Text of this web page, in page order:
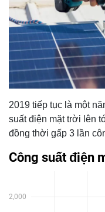
2019 tiếp tục là một
suất điện mặt trời lên
đồng thời gấp 3 lần